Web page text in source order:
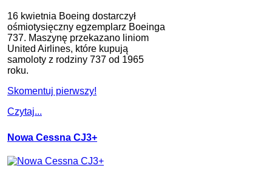
16 kwietnia Boeing dostarczył
ośmiotysięczny egzemplarz Boeinga
737. Maszynę przekazano liniom
United Airlines, które kupują
samoloty z rodziny 737 od 1965
roku.
Skomentuj pierwszy!
Czytaj...
Nowa Cessna CJ3+